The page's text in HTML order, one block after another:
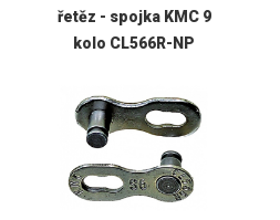
řetěz - spojka KMC 9
kolo CL566R-NP